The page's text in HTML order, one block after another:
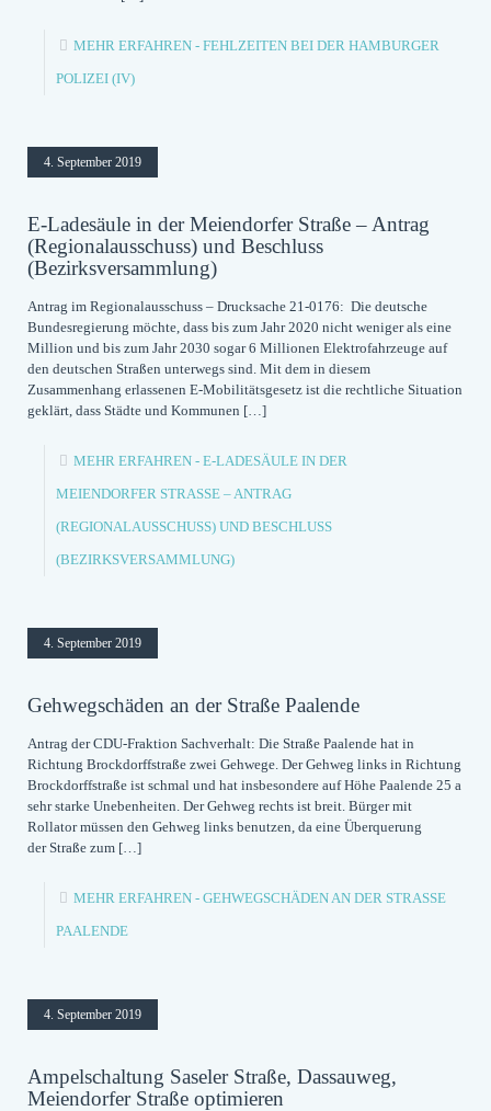
MEHR ERFAHREN - FEHLZEITEN BEI DER HAMBURGER
POLIZEI (IV)
4. September 2019
E-Ladesäule in der Meiendorfer Straße – Antrag
(Regionalausschuss) und Beschluss
(Bezirksversammlung)
Antrag im Regionalausschuss – Drucksache 21-0176: Die deutsche
Bundesregierung möchte, dass bis zum Jahr 2020 nicht weniger als eine
Million und bis zum Jahr 2030 sogar 6 Millionen Elektrofahrzeuge auf
den deutschen Straßen unterwegs sind. Mit dem in diesem
Zusammenhang erlassenen E-Mobilitätsgesetz ist die rechtliche Situation
geklärt, dass Städte und Kommunen […]
MEHR ERFAHREN - E-LADESÄULE IN DER
MEIENDORFER STRASSE – ANTRAG (
REGIONALAUSSCHUSS) UND BESCHLUSS (
BEZIRKSVERSAMMLUNG)
4. September 2019
Gehwegschäden an der Straße Paalende
Antrag der CDU-Fraktion Sachverhalt: Die Straße Paalende hat in
Richtung Brockdorffstraße zwei Gehwege. Der Gehweg links in Richtung
Brockdorffstraße ist schmal und hat insbesondere auf Höhe Paalende 25 a
sehr starke Unebenheiten. Der Gehweg rechts ist breit. Bürger mit
Rollator müssen den Gehweg links benutzen, da eine Überquerung
der Straße zum […]
MEHR ERFAHREN - GEHWEGSCHÄDEN AN DER STRASSE P
AALENDE
4. September 2019
Ampelschaltung Saseler Straße, Dassauweg,
Meiendorfer Straße optimieren